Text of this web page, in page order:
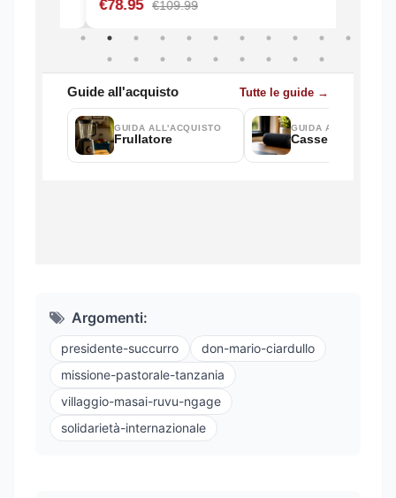
Argomenti:
presidente-succurro
don-mario-ciardullo
missione-pastorale-tanzania
villaggio-masai-ruvu-ngage
solidarietà-internazionale